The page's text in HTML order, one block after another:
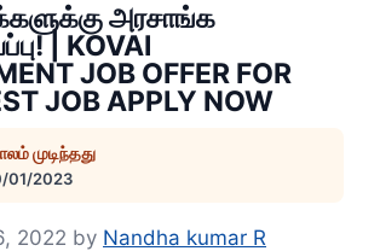
அரசாங்க
| KOVAI
JOB OFFER FOR
JOB APPLY NOW
முடிந்தது
01/2023
2022 by Nandha kumar R